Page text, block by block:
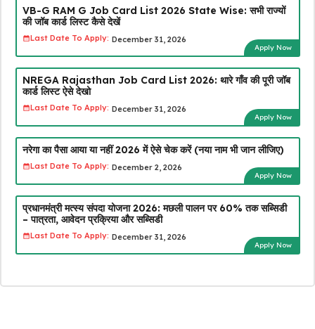
VB-G RAM G Job Card List 2026 State Wise: सभी राज्यों
की जॉब कार्ड लिस्ट कैसे देखें
Last Date To Apply: December 31, 2026
Apply Now
NREGA Rajasthan Job Card List 2026: थारे गाँव की पूरी जॉब
कार्ड लिस्ट ऐसे देखो
Last Date To Apply: December 31, 2026
Apply Now
नरेगा का पैसा आया या नहीं 2026 में ऐसे चेक करें (नया नाम भी जान लीजिए)
Last Date To Apply: December 2, 2026
Apply Now
प्रधानमंत्री मत्स्य संपदा योजना 2026: मछली पालन पर 60% तक सब्सिडी
– पात्रता, आवेदन प्रक्रिया और सब्सिडी
Last Date To Apply: December 31, 2026
Apply Now